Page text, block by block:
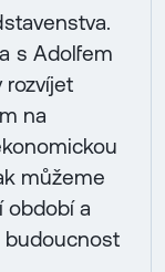
s Adolfem
na
můžeme
období a
budoucnost